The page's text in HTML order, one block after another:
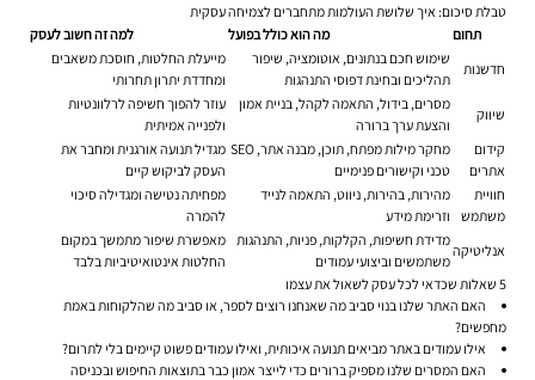
טבלת סיכום: איך שלושת העולמות מתחברים לצמיחה עסקית
תחום
מה הוא כולל בפועל
למה זה חשוב לעסק
חדשנות
שימוש חכם בנתונים, אוטומציה, שיפור
תהליכים ובחינת דפוסי התנהגות
מייעלת החלטות, חוסכת משאבים
ומחדדת יתרון תחרותי
שיווק
מסרים, בידול, התאמה לקהל, בניית אמון
והצעת ערך ברורה
עוזר להפוך חשיפה לרלוונטיות
ולפנייה אמיתית
קידום
אתרים
מחקר מילות מפתח, תוכן, מבנה אתר, SEO
טכני וקישורים פנימיים
מגדיל תנועה אורגנית ומחבר את
העסק לביקוש קיים
חוויית
משתמש
מהירות, בהירות, ניווט, התאמה לנייד
וזרימת מידע
מפחיתה נטישה ומגדילה סיכוי
להמרה
אנליטיקה
מדידת חשיפות, הקלקות, פניות, התנהגות
משתמשים וביצועי עמודים
מאפשרת שיפור מתמשך במקום
החלטות אינטואיטיביות בלבד
5 שאלות שכדאי לכל עסק לשאול את עצמו
האם האתר שלנו בנוי סביב מה שאנחנו רוצים לספר, או סביב מה שהלקוחות באמת
מחפשים?
אילו עמודים באתר מביאים תנועה איכותית, ואילו עמודים פשוט קיימים בלי לתרום?
האם המסרים שלנו מספיק ברורים כדי לייצר אמון כבר בתוצאות החיפוש ובכניסה